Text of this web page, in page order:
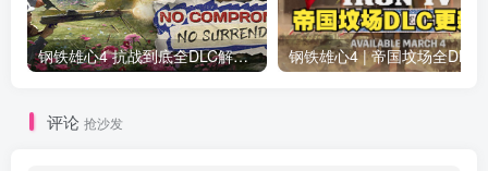
钢铁雄心4 抗战到底全DLC解锁补丁免费分享 1.17最新版2025
评论 抢沙发